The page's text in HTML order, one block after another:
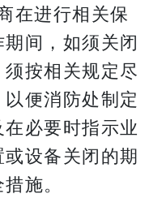
在进行相关保
间，如须关闭
按相关规定尽
便消防处制定
必要时指示业
设备关闭的期
施。